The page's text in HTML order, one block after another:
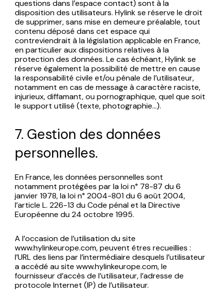
questions dans l’espace contact) sont à la
disposition des utilisateurs. Hylink se réserve le droit
de supprimer, sans mise en demeure préalable, tout
contenu déposé dans cet espace qui
contreviendrait à la législation applicable en France,
en particulier aux dispositions relatives à la
protection des données. Le cas échéant, Hylink se
réserve également la possibilité de mettre en cause
la responsabilité civile et/ou pénale de l’utilisateur,
notamment en cas de message à caractère raciste,
injurieux, diffamant, ou pornographique, quel que soit
le support utilisé (texte, photographie…).
7. Gestion des données
personnelles.
En France, les données personnelles sont
notamment protégées par la loi n° 78-87 du 6
janvier 1978, la loi n° 2004-801 du 6 août 2004,
l’article L. 226-13 du Code pénal et la Directive
Européenne du 24 octobre 1995.
A l’occasion de l’utilisation du site
www.hylinkeurope.com, peuvent êtres recueillies :
l’URL des liens par l’intermédiaire desquels l’utilisateur
a accédé au site www.hylinkeurope.com, le
fournisseur d’accès de l’utilisateur, l’adresse de
protocole Internet (IP) de l’utilisateur.